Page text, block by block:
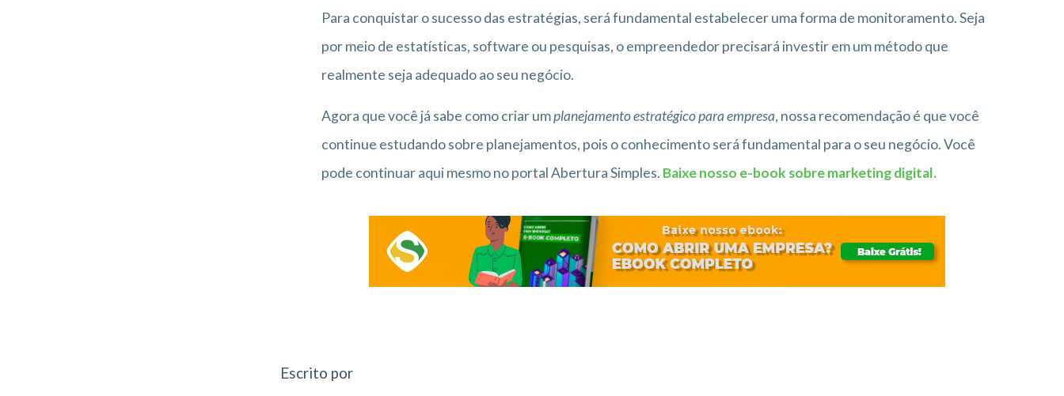
Para conquistar o sucesso das estratégias, será fundamental estabelecer uma forma de monitoramento. Seja
por meio de estatísticas, software ou pesquisas, o empreendedor precisará investir em um método que
realmente seja adequado ao seu negócio.
Agora que você já sabe como criar umplanejamento estratégico para empresa, nossa recomendação é que você
continue estudando sobre planejamentos, pois o conhecimento será fundamental para o seu negócio. Você
pode continuar aqui mesmo no portal Abertura Simples. Baixe nosso e-book sobre marketing digital.
Escrito por